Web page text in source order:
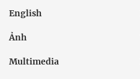
English
Ảnh
Multimedia